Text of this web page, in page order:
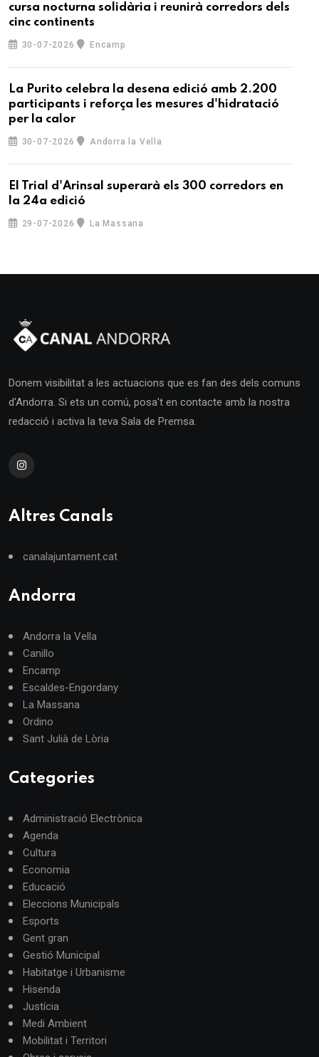
cursa nocturna solidària i reunirà corredors dels
cinc continents
30-07-2026 Encamp
La Purito celebra la desena edició amb 2.200
participants i reforça les mesures d'hidratació
per la calor
30-07-2026 Andorra la Vella
El Trial d'Arinsal superarà els 300 corredors en
la 24a edició
29-07-2026 La Massana
Donem visibilitat a les actuacions que es fan des dels comuns
d'Andorra. Si ets un comú, posa't en contacte amb la nostra
redacció i activa la teva Sala de Premsa.
Altres Canals
canalajuntament.cat
Andorra
Andorra la Vella
Canillo
Encamp
Escaldes-Engordany
La Massana
Ordino
Sant Julià de Lòria
Categories
Administració Electrònica
Agenda
Cultura
Economia
Educació
Eleccions Municipals
Esports
Gent gran
Gestió Municipal
Habitatge i Urbanisme
Hisenda
Justícia
Medi Ambient
Mobilitat i Territori